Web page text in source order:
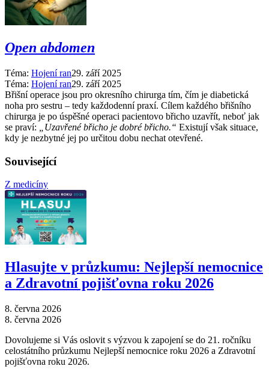
Open abdomen
Téma: Hojení ran29. září 2025
Téma: Hojení ran29. září 2025
Břišní operace jsou pro okresního chirurga tím, čím je diabetická
noha pro sestru –⁠ tedy každodenní praxí. Cílem každého břišního
chirurga je po úspěšné operaci pacientovo břicho uzavřít, neboť jak
se praví:
„Uzavřené břicho je dobré břicho.“ Existují však situace,
kdy je nezbytné jej po určitou dobu nechat otevřené.
Související
Z medicíny
Hlasujte v průzkumu: Nejlepší nemocnice
a Zdravotní pojišťovna roku 2026
8. června 2026
8. června 2026
Dovolujeme si Vás oslovit s výzvou k zapojení se do 21. ročníku
celostátního průzkumu Nejlepší nemocnice roku 2026 a Zdravotní
pojišťovna roku 2026.